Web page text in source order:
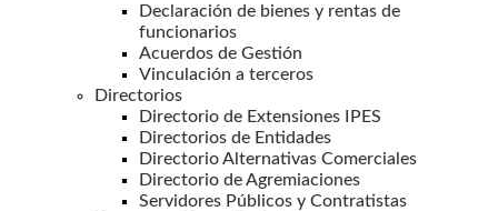
Declaración de bienes y rentas de
funcionarios
Acuerdos de Gestión
Vinculación a terceros
Directorios
Directorio de Extensiones IPES
Directorios de Entidades
Directorio Alternativas Comerciales
Directorio de Agremiaciones
Servidores Públicos y Contratistas